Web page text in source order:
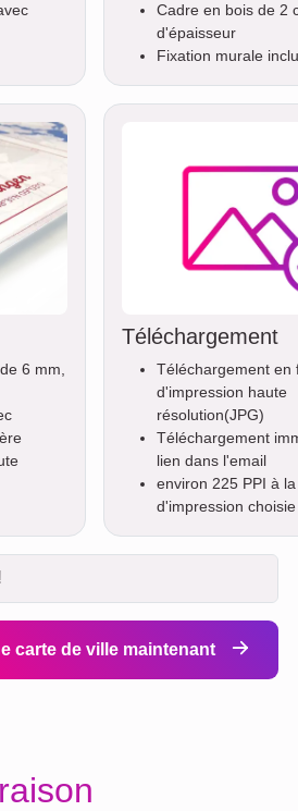
Cadre en bois de 2
d'épaisseur
Fixation murale
6 mm,
Téléchargement
Téléchargement en
d'impression haute
résolution(JPG)
Téléchargement
lien dans l'email
environ 225 PPI à
d'impression choisie
carte de ville maintenant